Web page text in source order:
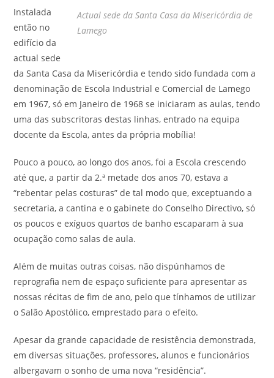
Actual sede da Santa Casa da Misericórdia de
Lamego
Instalada
então no
edifício da
actual sede
da Santa Casa da Misericórdia e tendo sido fundada com a
denominação de Escola Industrial e Comercial de Lamego
em 1967, só em Janeiro de 1968 se iniciaram as aulas, tendo
uma das subscritoras destas linhas, entrado na equipa
docente da Escola, antes da própria mobília!
Pouco a pouco, ao longo dos anos, foi a Escola crescendo
até que, a partir da 2.ª metade dos anos 70, estava a
“rebentar pelas costuras” de tal modo que, exceptuando a
secretaria, a cantina e o gabinete do Conselho Directivo, só
os poucos e exíguos quartos de banho escaparam à sua
ocupação como salas de aula.
Além de muitas outras coisas, não dispúnhamos de
reprografia nem de espaço suficiente para apresentar as
nossas récitas de fim de ano, pelo que tínhamos de utilizar
o Salão Apostólico, emprestado para o efeito.
Apesar da grande capacidade de resistência demonstrada,
em diversas situações, professores, alunos e funcionários
albergavam o sonho de uma nova “residência”.